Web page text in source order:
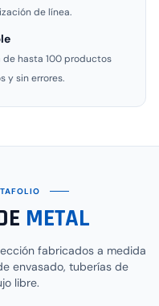
de línea.
hasta 100 productos
y sin errores.
METAL
fabricados a medida
envasado, tuberías de
libre.